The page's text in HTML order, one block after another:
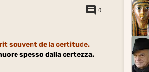
0
souvent de la certitude.
spesso dalla certezza.